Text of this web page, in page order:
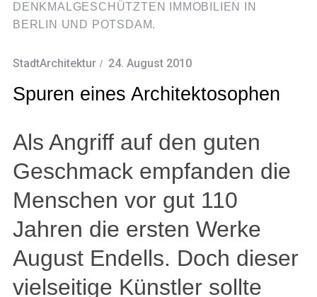
DENKMALGESCHÜTZTEN IMMOBILIEN IN
BERLIN UND POTSDAM.
StadtArchitektur 24. August 2010
Spuren eines Architektosophen
Als Angriff auf den guten
Geschmack empfanden die
Menschen vor gut 110
Jahren die ersten Werke
August Endells. Doch dieser
vielseitige Künstler sollte